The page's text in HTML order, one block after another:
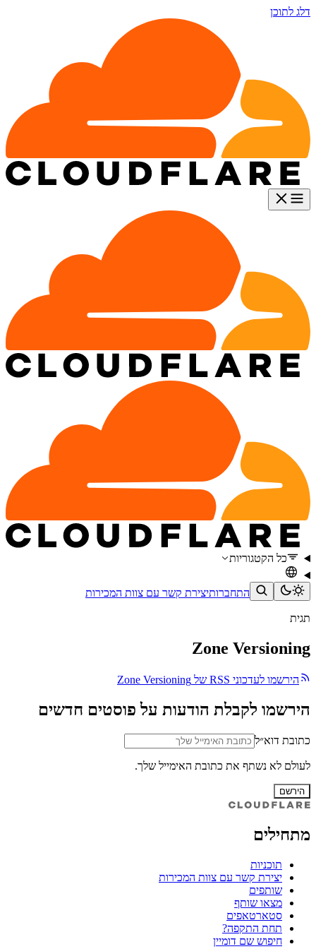
דלג לתוכן
כל הקטגוריות
התחברותיצירת קשר עם צוות המכירות
תגית
Zone Versioning
הירשמו לעדכוני RSS של Zone Versioning
הירשמו לקבלת הודעות על פוסטים חדשים
כתובת דוא״ל
לעולם לא נשתף את כתובת האימייל שלך.
הירשם
מתחילים
תוכניות
יצירת קשר עם צוות המכירות
שותפים
מצאו שותף
סטארטאפים
תחת התקפה?
חיפוש שם דומיין